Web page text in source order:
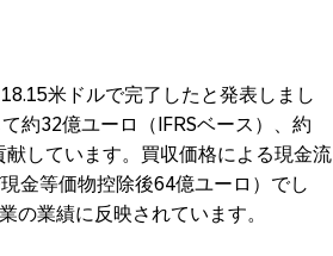
米ドルで完了したと発表しまし
約32億ユーロ（IFRSベース）、約
しています。買収価格による現金流
金等価物控除後64億ユーロ）でし
の業績に反映されています。